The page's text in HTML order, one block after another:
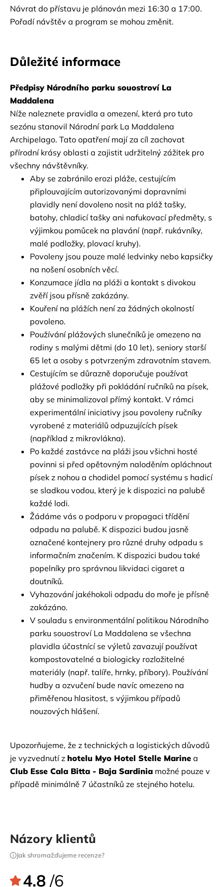
Návrat do přístavu je plánován mezi 16:30 a 17:00.
Pořadí návštěv a program se mohou změnit.
Důležité informace
Předpisy Národního parku souostroví La
Maddalena
Níže naleznete pravidla a omezení, která pro tuto
sezónu stanovil Národní park La Maddalena
Archipelago. Tato opatření mají za cíl zachovat
přírodní krásy oblasti a zajistit udržitelný zážitek pro
všechny návštěvníky.
Aby se zabránilo erozi pláže, cestujícím
připlouvajícím autorizovanými dopravními
plavidly není dovoleno nosit na pláž tašky,
batohy, chladicí tašky ani nafukovací předměty, s
výjimkou pomůcek na plavání (např. rukávníky,
malé podložky, plovací kruhy).
Povoleny jsou pouze malé ledvinky nebo kapsičky
na nošení osobních věcí.
Konzumace jídla na pláži a kontakt s divokou
zvěří jsou přísně zakázány.
Kouření na plážích není za žádných okolností
povoleno.
Používání plážových slunečníků je omezeno na
rodiny s malými dětmi (do 10 let), seniory starší
65 let a osoby s potvrzeným zdravotním stavem.
Cestujícím se důrazně doporučuje používat
plážové podložky při pokládání ručníků na písek,
aby se minimalizoval přímý kontakt. V rámci
experimentální iniciativy jsou povoleny ručníky
vyrobené z materiálů odpuzujících písek
(například z mikrovlákna).
Po každé zastávce na pláži jsou všichni hosté
povinni si před opětovným naloděním opláchnout
písek z nohou a chodidel pomocí systému s hadicí
se sladkou vodou, který je k dispozici na palubě
každé lodi.
Žádáme vás o podporu v propagaci třídění
odpadu na palubě. K dispozici budou jasně
označené kontejnery pro různé druhy odpadu s
informačním značením. K dispozici budou také
popelníky pro správnou likvidaci cigaret a
doutníků.
Vyhazování jakéhokoli odpadu do moře je přísně
zakázáno.
V souladu s environmentální politikou Národního
parku souostroví La Maddalena se všechna
plavidla účastnící se výletů zavazují používat
kompostovatelné a biologicky rozložitelné
materiály (např. talíře, hrnky, příbory). Používání
hudby a ozvučení bude navíc omezeno na
přiměřenou hlasitost, s výjimkou případů
nouzových hlášení.
Upozorňujeme, že z technických a logistických důvodů
je vyzvednutí z hotelu Myo Hotel Stelle Marine a
Club Esse Cala Bitta - Baja Sardinia možné pouze v
případě minimálně 7 účastníků ze stejného hotelu.
Názory klientů
Jak shromažďujeme recenze?
4.8 /6